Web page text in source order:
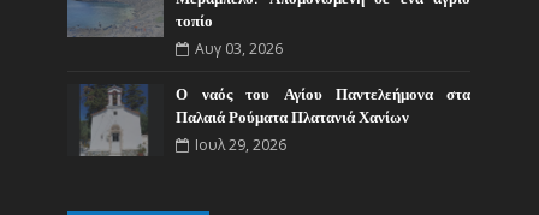
τοπίο
Αυγ 03, 2026
Ο ναός του Αγίου Παντελεήμονα στα
Παλαιά Ρούματα Πλατανιά Χανίων
Ιουλ 29, 2026